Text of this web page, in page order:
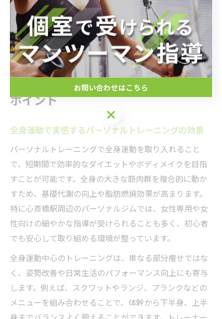
なカウンセリングも重要です。心斎橋駅近くのジムは通
いやすく、長期的な目標達成に最適な環境が整っていま
す。
全身運動がもたらす変化とジム選びの
ポイント
全身運動で実感するパーソナルトレーニングの効果
パーソナルトレーニングで全身運動を取り入れること
で、短期間で効率的なダイエットやボディメイクを目指
すことが可能です。全身の大きな筋肉群を複合的に動か
すため、基礎代謝の向上や脂肪燃焼効果が高まります。
特に心斎橋駅周辺のパーソナルジムでは、女性専用や女
性向けの細やかな指導が受けられることも多く、初心者
でも安心して取り組める環境が整っています。
全身運動中心のトレーニングは、単なる部分痩せではな
く、姿勢改善や日常生活のパフォーマンス向上にも寄与
します。例えば、スクワットやランジ、プランクなどの
メニューを組み合わせることで、体幹から下半身、上半
お問い合わせはこちら